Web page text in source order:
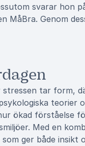
svarar hon
MåBra. Genom
tar form,
teorier
ökad förståelse
Med en
ger både